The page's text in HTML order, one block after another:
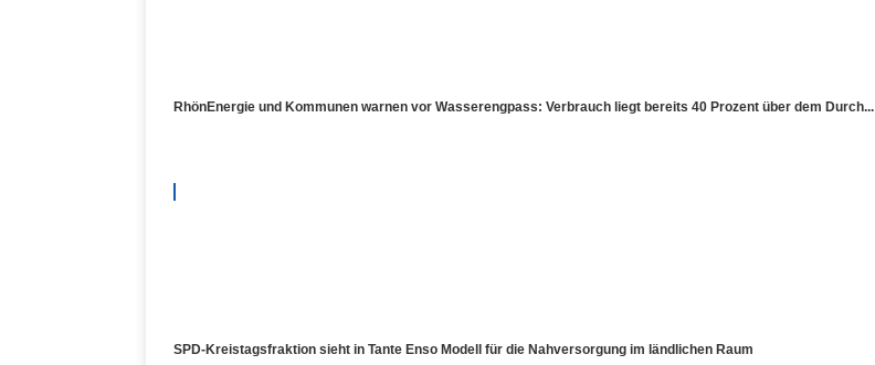
RhönEnergie und Kommunen warnen vor Wasserengpass: Verbrauch liegt bereits 40 Prozent über dem Durch...
SPD-Kreistagsfraktion sieht in Tante Enso Modell für die Nahversorgung im ländlichen Raum